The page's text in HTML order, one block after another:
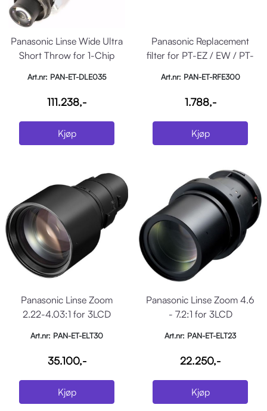
Panasonic Linse Wide Ultra
Short Throw for 1-Chip
Art.nr: PAN-ET-DLE035
111.238,-
Kjøp
Panasonic Replacement
filter for PT-EZ / EW / PT-
Art.nr: PAN-ET-RFE300
1.788,-
Kjøp
Panasonic Linse Zoom
2.22-4.03:1 for 3LCD
Art.nr: PAN-ET-ELT30
35.100,-
Kjøp
Panasonic Linse Zoom 4.6
- 7.2:1 for 3LCD
Art.nr: PAN-ET-ELT23
22.250,-
Kjøp